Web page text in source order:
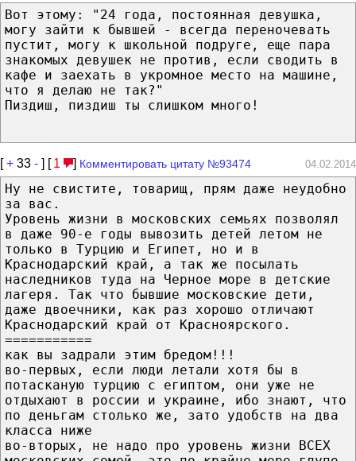
Вот этому: "24 года, постоянная девушка,
могу зайти к бывшей - всегда переночевать
пустит, могу к школьной подруге, еще пара
знакомых девушек не против, если сводить в
кафе и заехать в укромное место на машине,
что я делаю не так?"
Пиздиш, пиздиш ты слишком много!
[+ 33 - ] [ 1 ] Комментировать цитату №93474 04.02.2014
Ну не свистите, товарищ, прям даже неудобно
за вас.
Уровень жизни в московских семьях позволял
в даже 90-е годы вывозить детей летом не
только в Турцию и Египет, но и в
Краснодарский край, а так же посылать
наследников туда на Черное море в детские
лагеря. Так что бывшие московские дети,
даже двоечники, как раз хорошо отличают
Краснодарский край от Красноярского.
===========
как вы задрали этим бредом!!!
во-первых, если люди летали хотя бы в
потасканую турцию с египтом, они уже не
отдыхают в россии и украине, ибо знают, что
по деньгам столько же, зато удобств на два
класса ниже
во-вторых, не надо про уровень жизни ВСЕХ